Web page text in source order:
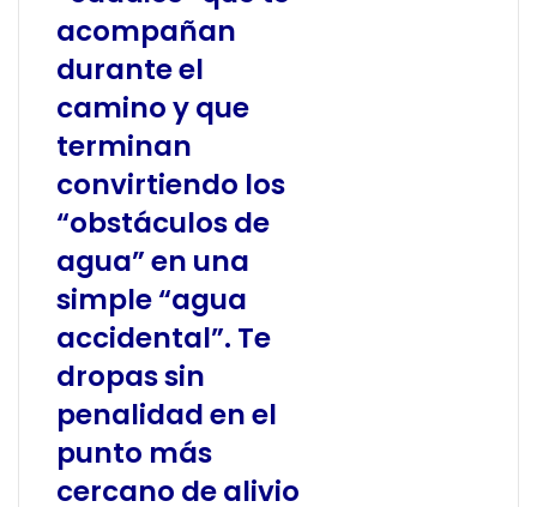
acompañan
durante el
camino y que
terminan
convirtiendo los
“obstáculos de
agua” en una
simple “agua
accidental”. Te
dropas sin
penalidad en el
punto más
cercano de alivio